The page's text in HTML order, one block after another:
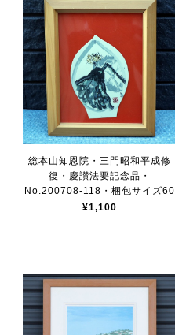
総本山知恩院・三門昭和平成修
復・慶讃法要記念品・
No.200708-118・梱包サイズ60
¥1,100